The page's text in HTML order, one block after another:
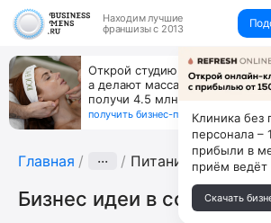
Находим лучшие
франшизы с 2013
Открой студию, где не колют
а делают массаж лица
получи 4.5 млн
получить бизнес-план ↓
Главная ··· Питание
Бизнес идеи в сфере
Клиника
персонала –
прибыли в
приём
Скачать